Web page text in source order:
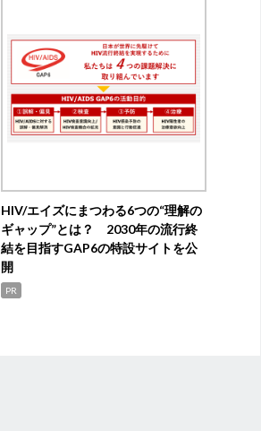
HIV/エイズにまつわる6つの“理解の
ギャップ”とは？ 2030年の流行終
結を目指すGAP6の特設サイトを公
開
PR